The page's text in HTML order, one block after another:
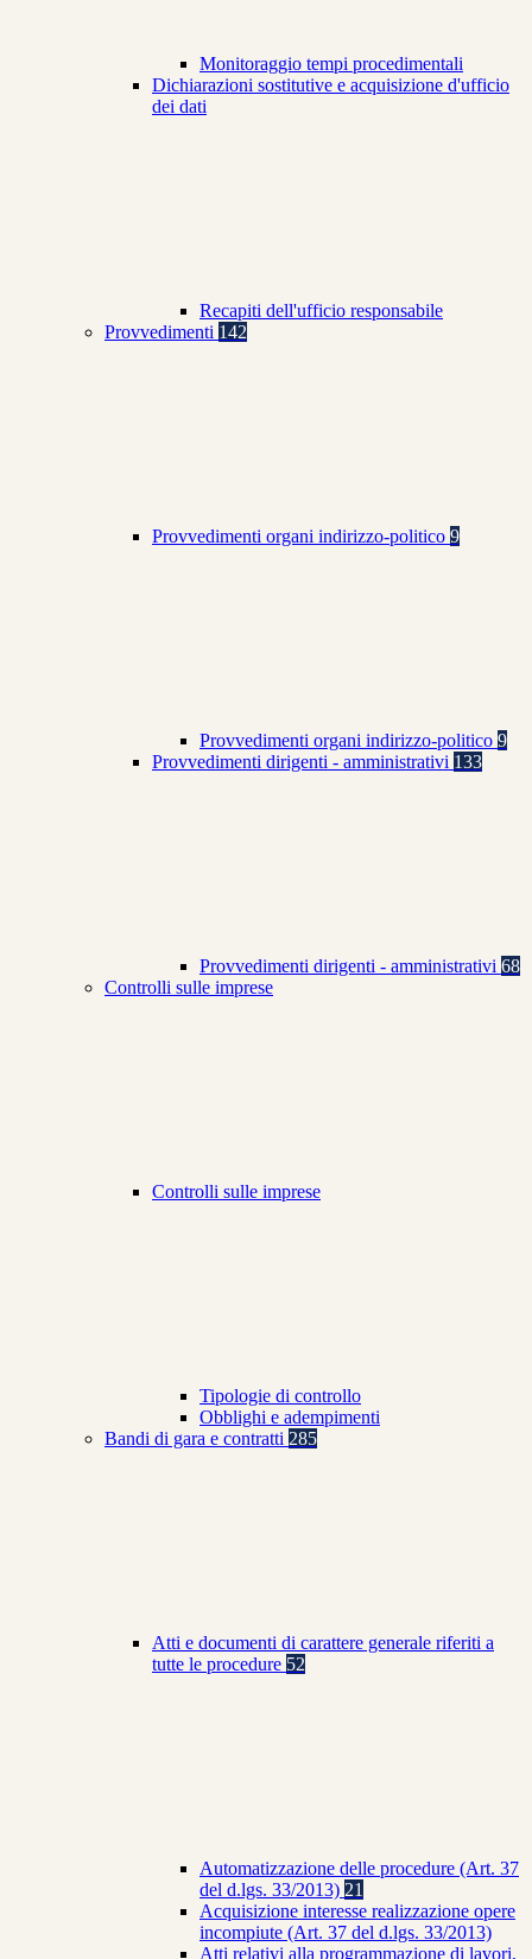
Monitoraggio tempi procedimentali
Dichiarazioni sostitutive e acquisizione d'ufficio
dei dati
Recapiti dell'ufficio responsabile
Provvedimenti 142
Provvedimenti organi indirizzo-politico 9
Provvedimenti organi indirizzo-politico 9
Provvedimenti dirigenti - amministrativi 133
Provvedimenti dirigenti - amministrativi 68
Controlli sulle imprese
Controlli sulle imprese
Tipologie di controllo
Obblighi e adempimenti
Bandi di gara e contratti 285
Atti e documenti di carattere generale riferiti a
tutte le procedure 52
Automatizzazione delle procedure (Art. 37
del d.lgs. 33/2013) 21
Acquisizione interesse realizzazione opere
incompiute (Art. 37 del d.lgs. 33/2013)
Atti relativi alla programmazione di lavori,